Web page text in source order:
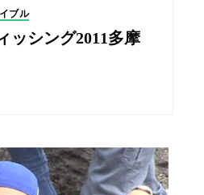
ブル
ッシング2011多摩